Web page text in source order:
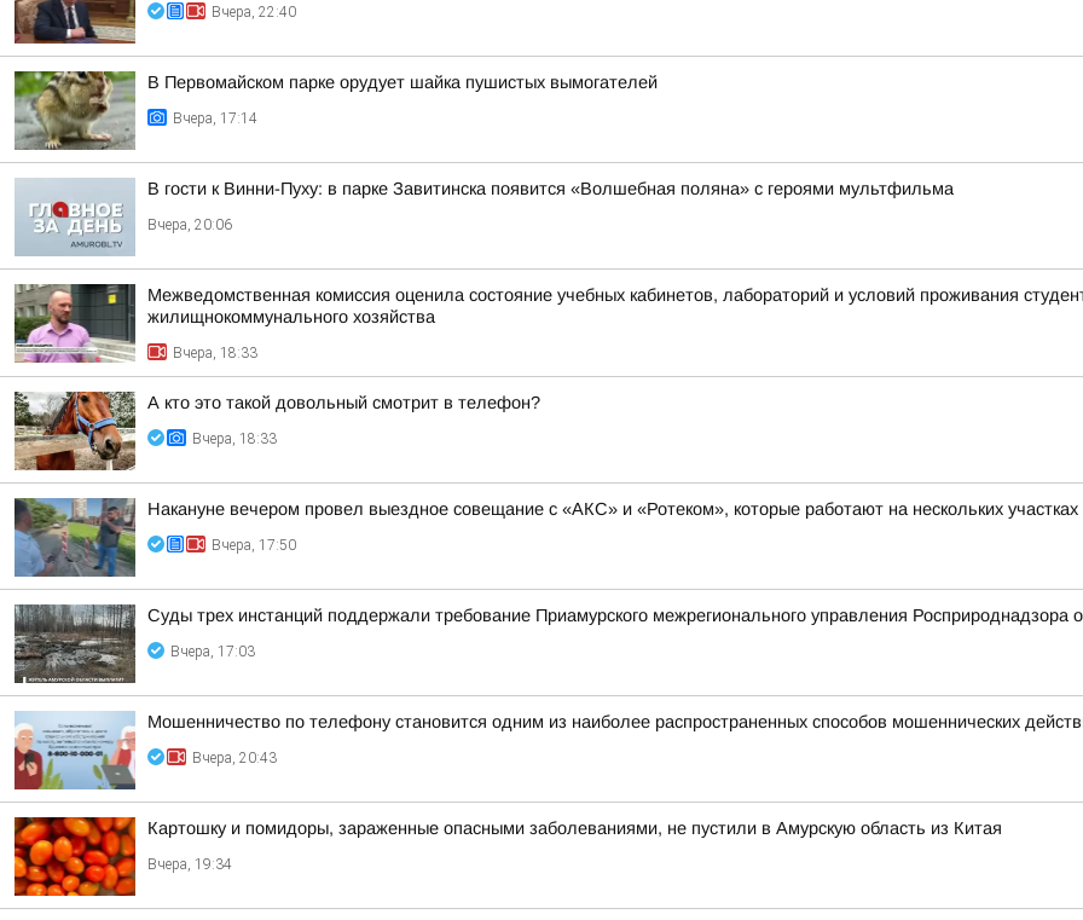
Вчера, 22:40
В Первомайском парке орудует шайка пушистых вымогателей
Вчера, 17:14
В гости к Винни-Пуху: в парке Завитинска появится «Волшебная поляна» с героями мультфильма
Вчера, 20:06
Межведомственная комиссия оценила состояние учебных кабинетов, лабораторий и условий проживания
жилищнокоммунального хозяйства
Вчера, 18:33
А кто это такой довольный смотрит в телефон?
Вчера, 18:33
Накануне вечером провел выездное совещание с «АКС» и «Ротеком», которые работают на нескольких
Вчера, 17:50
Суды трех инстанций поддержали требование Приамурского межрегионального управления
Вчера, 17:03
Мошенничество по телефону становится одним из наиболее распространенных способов мошеннических
Вчера, 20:43
Картошку и помидоры, зараженные опасными заболеваниями, не пустили в Амурскую область из Китая
Вчера, 19:34